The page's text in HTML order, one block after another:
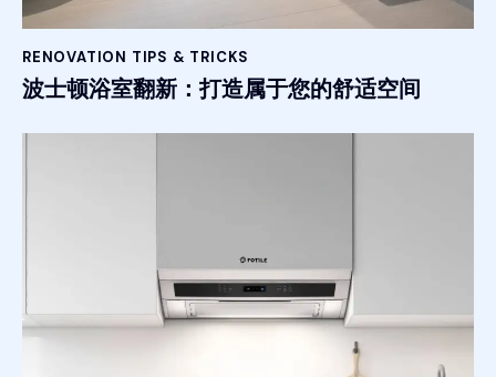
RENOVATION TIPS & TRICKS
波士顿浴室翻新：打造属于您的舒适空间